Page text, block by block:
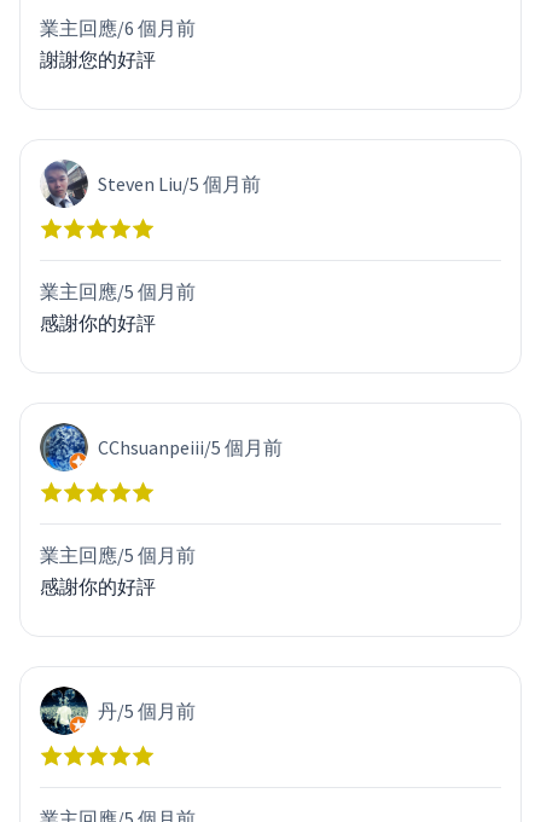
業主回應/6 個月前
謝謝您的好評
Steven Liu/5 個月前
業主回應/5 個月前
感謝你的好評
CChsuanpeiii/5 個月前
業主回應/5 個月前
感謝你的好評
丹/5 個月前